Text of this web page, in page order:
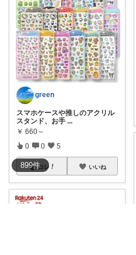
899件
green
スマホケースや推しのアクリル
スタンド、お手 ...
￥ 660～
0 0 5
コレ いいね